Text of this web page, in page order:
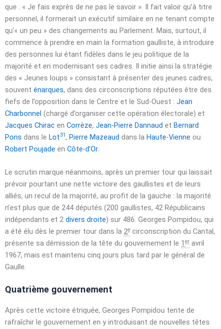
que : « Je fais exprès de ne pas le savoir ». Il fait valoir qu’à titre
personnel, il formerait un exécutif similaire en ne tenant compte
qu’« un peu » des changements au Parlement. Mais, surtout, il
commence à prendre en main la formation gaulliste, à introduire
des personnes lui étant fidèles dans le jeu politique de la
majorité et en modernisant ses cadres. Il initie ainsi la stratégie
des « Jeunes loups » consistant à présenter des jeunes cadres,
souvent énarques, dans des circonscriptions réputées être des
fiefs de l’opposition dans le Centre et le Sud-Ouest : Jean
Charbonnel (chargé d’organiser cette opération électorale) et
Jacques Chirac en Corrèze, Jean-Pierre Dannaud et Bernard
Pons dans le Lot31, Pierre Mazeaud dans la Haute-Vienne ou
Robert Poujade en Côte-d’Or.
Le scrutin marque néanmoins, après un premier tour qui laissait
prévoir pourtant une nette victoire des gaullistes et de leurs
alliés, un recul de la majorité, au profit de la gauche : la majorité
n’est plus que de 244 députés (200 gaullistes, 42 Républicains
indépendants et 2 divers droite) sur 486. Georges Pompidou, qui
a été élu dès le premier tour dans la 2e circonscription du Cantal,
présente sa démission de la tête du gouvernement le 1 er avril
1967, mais est maintenu cinq jours plus tard par le général de
Gaulle.
Quatrième gouvernement
Après cette victoire étriquée, Georges Pompidou tente de
rafraîchir le gouvernement en y introduisant de nouvelles têtes